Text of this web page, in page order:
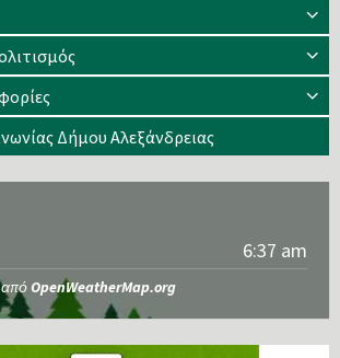
Δήμου Αλεξάνδρειας
6:37 am
OpenWeatherMap.org